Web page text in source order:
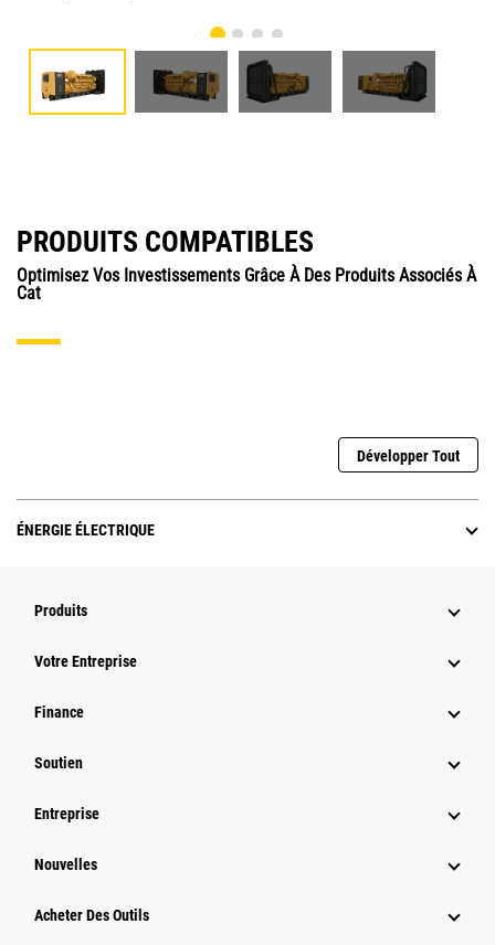
PRODUITS COMPATIBLES
Optimisez Vos Investissements Grâce À Des Produits Associés À
Cat
Développer Tout
ÉNERGIE ÉLECTRIQUE
Produits
Votre Entreprise
Finance
Soutien
Entreprise
Nouvelles
Acheter Des Outils